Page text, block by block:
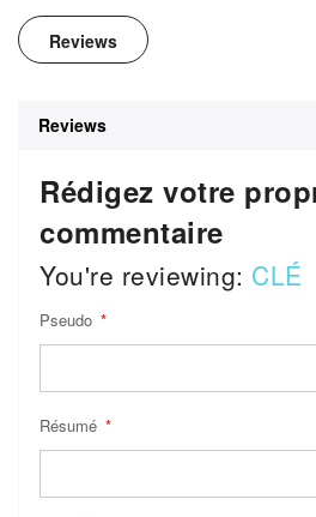
Reviews
Reviews
Rédigez votre
commentaire
You're reviewing: CLÉ
Pseudo
Résumé